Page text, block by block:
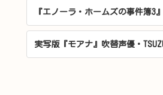
『エノーラ・ホームズの事件簿3
実写版『モアナ』吹替声優・